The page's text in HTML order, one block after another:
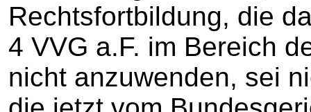
Rechtsfortbildung, die
4 VVG a.F. im Bereich
nicht anzuwenden, sei